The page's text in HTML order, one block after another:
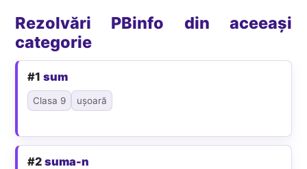
Rezolvări PBinfo din aceeași
categorie
#1sum
Clasa 9 ușoară
#2suma-n